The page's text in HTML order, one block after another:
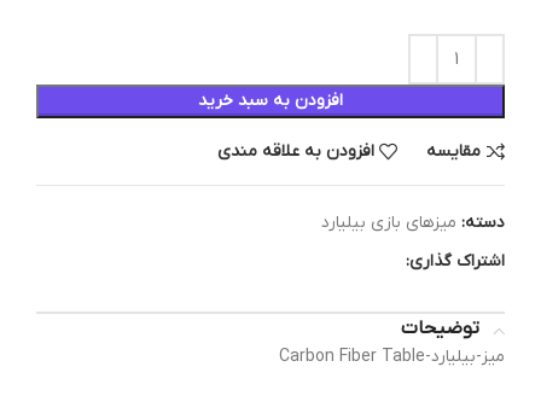
افزودن به سبد خرید
مقایسه افزودن به علاقه مندی
دسته: میزهای بازی بیلیارد
اشتراک گذاری:
توضیحات
میز-بیلیارد-Carbon Fiber Table